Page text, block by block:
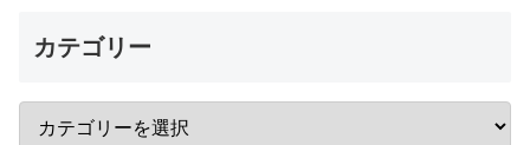
カテゴリー